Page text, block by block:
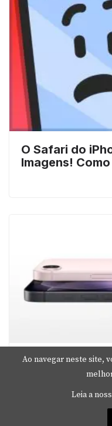
O Safari do
Imagens!
iPhone 17e é o
Benefício da
Ao navegar neste site,
Leia a